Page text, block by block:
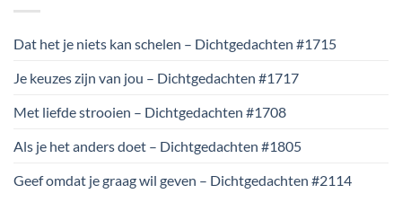
Dat het je niets kan schelen – Dichtgedachten #1715
Je keuzes zijn van jou – Dichtgedachten #1717
Met liefde strooien – Dichtgedachten #1708
Als je het anders doet – Dichtgedachten #1805
Geef omdat je graag wil geven – Dichtgedachten #2114